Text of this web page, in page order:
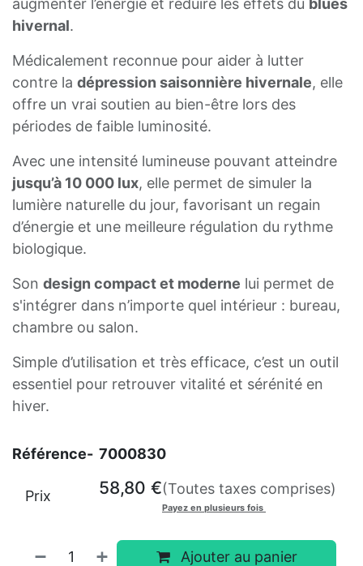
hivernal.
Médicalement reconnue pour aider à lutter
contre la dépression saisonnière hivernale, elle
offre un vrai soutien au bien-être lors des
périodes de faible luminosité.
Avec une intensité lumineuse pouvant atteindre
jusqu’à 10 000 lux, elle permet de simuler la
lumière naturelle du jour, favorisant un regain
d’énergie et une meilleure régulation du rythme
biologique.
Son design compact et moderne lui permet de
s'intégrer dans n’importe quel intérieur : bureau,
chambre ou salon.
Simple d’utilisation et très efficace, c’est un outil
essentiel pour retrouver vitalité et sérénité en
hiver.
Référence- 7000830
Ajouter au panier
Prix 58,80 €(Toutes taxes comprises)
Payez en plusieurs fois